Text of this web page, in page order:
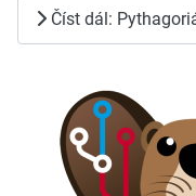
Číst dál: